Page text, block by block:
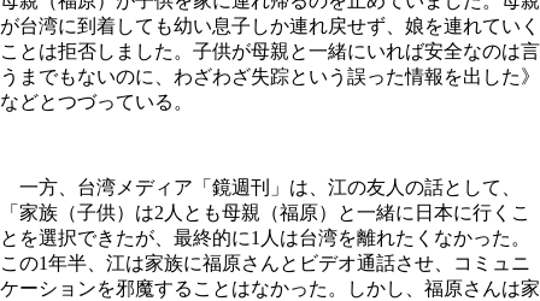
が台湾に到着しても幼い息子しか連れ戻せず、娘を連れていく
ことは拒否しました。子供が母親と一緒にいれば安全なのは言
うまでもないのに、わざわざ失踪という誤った情報を出した》
などとつづっている。
一方、台湾メディア「鏡週刊」は、江の友人の話として、
「家族（子供）は2人とも母親（福原）と一緒に日本に行くこ
とを選択できたが、最終的に1人は台湾を離れたくなかった。
この1年半、江は家族に福原さんとビデオ通話させ、コミュニ
ケーションを邪魔することはなかった。しかし、福原さんは家